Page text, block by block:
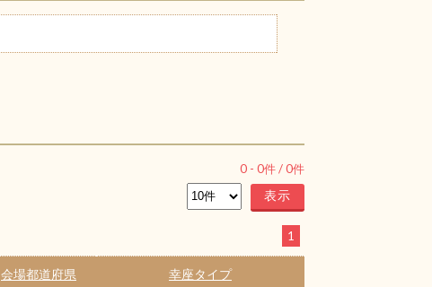
0 - 0件 /0件
1
会場都道府県 幸座タイプ